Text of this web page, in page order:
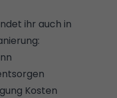
ihr auch in
Kosten